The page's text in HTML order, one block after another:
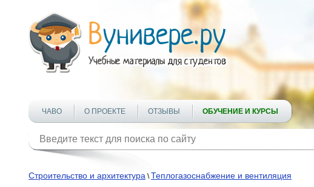
ЧАВО О ПРОЕКТЕ ОТЗЫВЫ ОБУЧЕНИЕ И КУРСЫ
Строительство и архитектура \Теплогазоснабжение и вентиляция